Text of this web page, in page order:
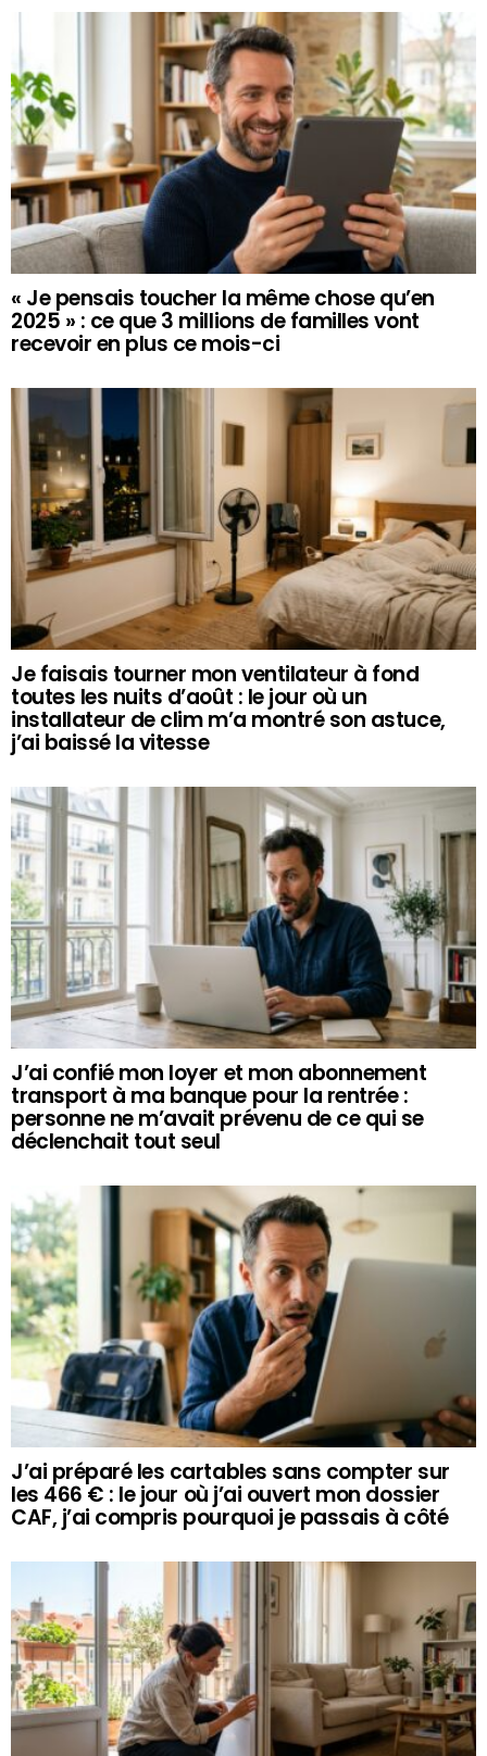
« Je pensais toucher la même chose qu’en
2025 » : ce que 3 millions de familles vont
recevoir en plus ce mois-ci
Je faisais tourner mon ventilateur à fond
toutes les nuits d’août : le jour où un
installateur de clim m’a montré son astuce,
j’ai baissé la vitesse
J’ai confié mon loyer et mon abonnement
transport à ma banque pour la rentrée :
personne ne m’avait prévenu de ce qui se
déclenchait tout seul
J’ai préparé les cartables sans compter sur
les 466 € : le jour où j’ai ouvert mon dossier
CAF, j’ai compris pourquoi je passais à côté